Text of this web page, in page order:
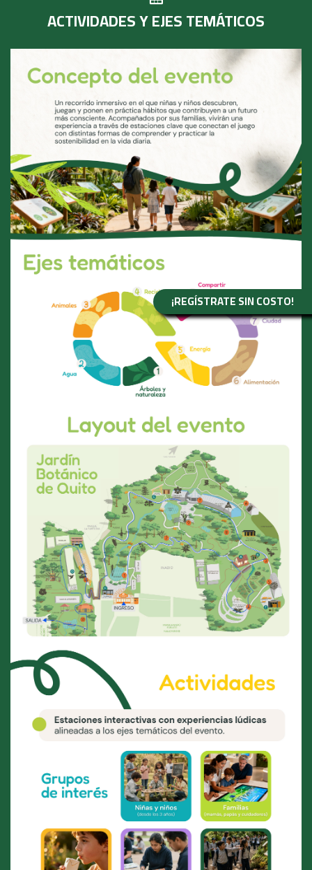
ACTIVIDADES Y EJES TEMÁTICOS
¡REGÍSTRATE SIN COSTO!